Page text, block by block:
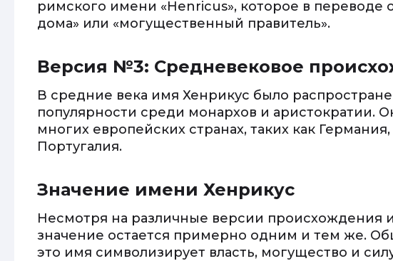
римского имени «Henricus», которое в переводе
дома» или «могущественный правитель».
Версия №3: Средневековое
В средние века имя Хенрикус было
популярности среди монархов и аристократии.
многих европейских странах, таких как
Португалия.
Значение имени Хенрикус
Несмотря на различные версии происхождения
значение остается примерно одним и тем же.
это имя символизирует власть, могущество и